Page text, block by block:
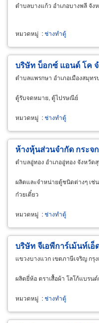
ตำบลบางแก้ว อำเภอบางพลี จัง
หมวดหมู่ :ช่างทำตู้
บริษัท บ็อกซ์ แอนด์ โค
ตำบลแพรกษา อำเภอเมืองสมุท
ตู้รับจดหมาย, ตู้ไปรษณีย์
หมวดหมู่ :ช่างทำตู้
ห้างหุ้นส่วนจำกัด กระจ
ตำบลอู่ทอง อำเภออู่ทอง จังหวัด
ผลิตและจำหน่ายตู้ชนิดต่างๆ เช่
ก๋วยเตี๋ยว
หมวดหมู่ :ช่างทำตู้
บริษัท จีเอพีการ์เม้นท์เ
แขวงบางแวก เขตภาษีเจริญ กรุ
ผลิตยี่ห้อ ตราเสื้อผ้า โลโก้แบรน
หมวดหมู่ :ช่างทำตู้